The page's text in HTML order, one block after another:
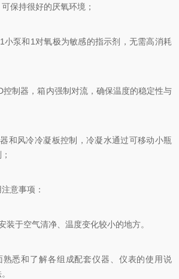
保持很好的厌氧环境；
泵和1对氧极为敏感的指示剂，无需高消耗
制器，箱内强制对流，确保温度的稳定性与
风冷冷凝板控制，冷凝水通过可移动小瓶
意事项：
于空气清净、温度变化较小的地方。
和了解各组成配套仪器、仪表的使用说